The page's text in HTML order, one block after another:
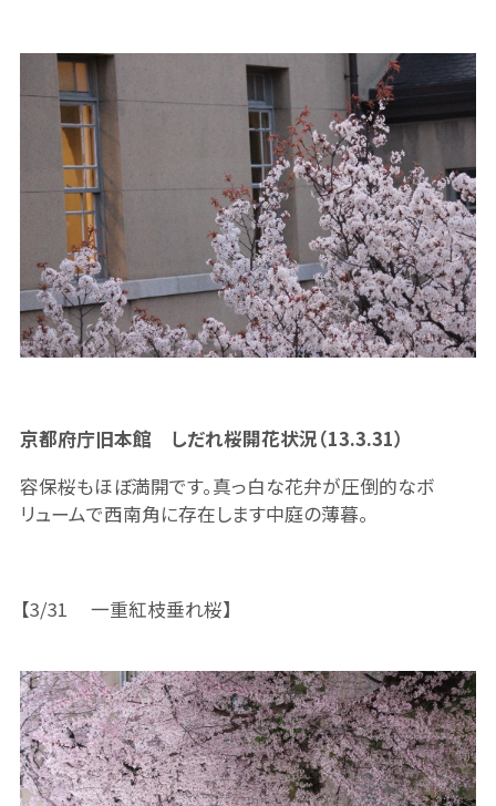
京都府庁旧本館 しだれ桜開花状況（13.3.31）
容保桜もほぼ満開です。真っ白な花弁が圧倒的なボ
リュームで西南角に存在します中庭の薄暮。
【3/31 一重紅枝垂れ桜】